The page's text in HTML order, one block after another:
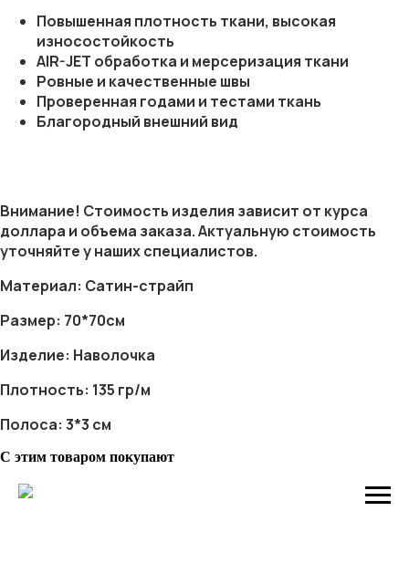
Повышенная плотность ткани, высокая
износостойкость
AIR-JET обработка и мерсеризация ткани
Ровные и качественные швы
Проверенная годами и тестами ткань
Благородный внешний вид
Внимание! Стоимость изделия зависит от курса
доллара и объема заказа. Актуальную стоимость
уточняйте у наших специалистов.
Материал: Сатин-страйп
Размер: 70*70см
Изделие: Наволочка
Плотность: 135 гр/м
Полоса: 3*3 см
С этим товаром покупают